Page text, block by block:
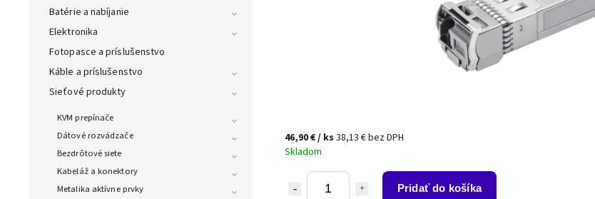
Batérie a nabíjanie
Elektronika
Fotopasce a príslušenstvo
Káble a príslušenstvo
Sieťové produkty
KVM prepínače
Dátové rozvádzače
Bezdrôtové siete
Kabeláž a konektory
Metalika aktívne prvky
46,90 €/ ks 38,13 € bez DPH
Skladom
Pridať do košíka